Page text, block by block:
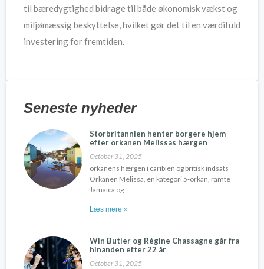
til bæredygtighed bidrage til både økonomisk vækst og
miljømæssig beskyttelse, hvilket gør det til en værdifuld
investering for fremtiden.
Seneste nyheder
Storbritannien henter borgere hjem
efter orkanen Melissas hærgen
October 31, 2025
orkanens hærgen i caribien og britisk indsats
Orkanen Melissa, en kategori 5-orkan, ramte
Jamaica og
Læs mere »
Win Butler og Régine Chassagne går fra
hinanden efter 22 år
October 31, 2025